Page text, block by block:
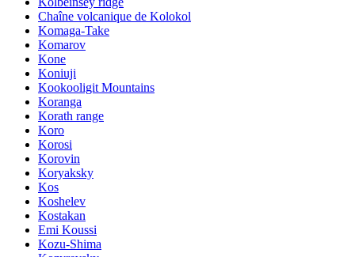
Chaîne volcanique de Kolokol
Komaga-Take
Komarov
Kone
Koniuji
Kookooligit Mountains
Koranga
Korath range
Koro
Korosi
Korovin
Koryaksky
Kos
Koshelev
Kostakan
Emi Koussi
Kozu-Shima